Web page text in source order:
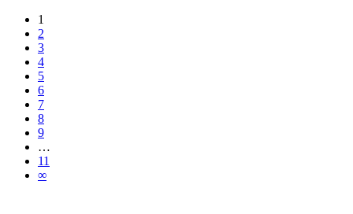
1
2
3
4
5
6
7
8
9
…
11
∞